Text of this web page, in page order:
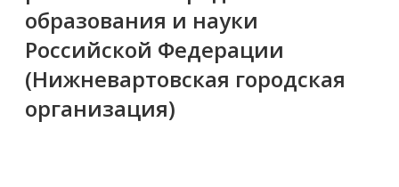
образования и науки
Российской Федерации
(Нижневартовская городская
организация)